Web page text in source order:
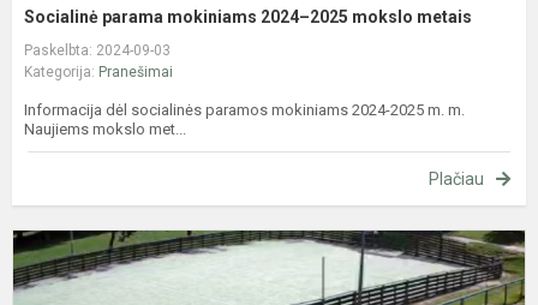
Socialinė parama mokiniams 2024–2025 mokslo metais
Paskelbta: 2024-09-03
Kategorija: Pranešimai
Informacija dėl socialinės paramos mokiniams 2024-2025 m. m.
Naujiems mokslo met...
Plačiau